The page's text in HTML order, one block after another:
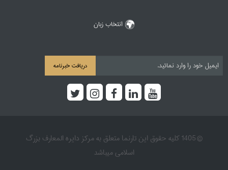
انتخاب زبان
دریافت خبرنامه
© 1405 کلیه حقوق این تارنما متعلق به مرکز دایره المعارف بزرگ
اسلامی میباشد